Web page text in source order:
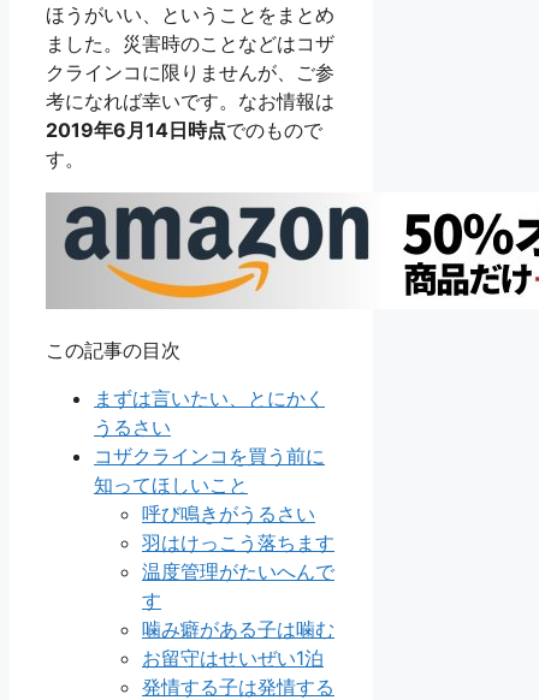
ほうがいい、ということをまとめ
ました。災害時のことなどはコザ
クラインコに限りませんが、ご参
考になれば幸いです。なお情報は
2019年6月14日時点でのもので
す。
この記事の目次
まずは言いたい、とにかく
うるさい
コザクラインコを買う前に
知ってほしいこと
呼び鳴きがうるさい
羽はけっこう落ちます
温度管理がたいへんで
す
噛み癖がある子は噛む
お留守はせいぜい1泊
発情する子は発情する